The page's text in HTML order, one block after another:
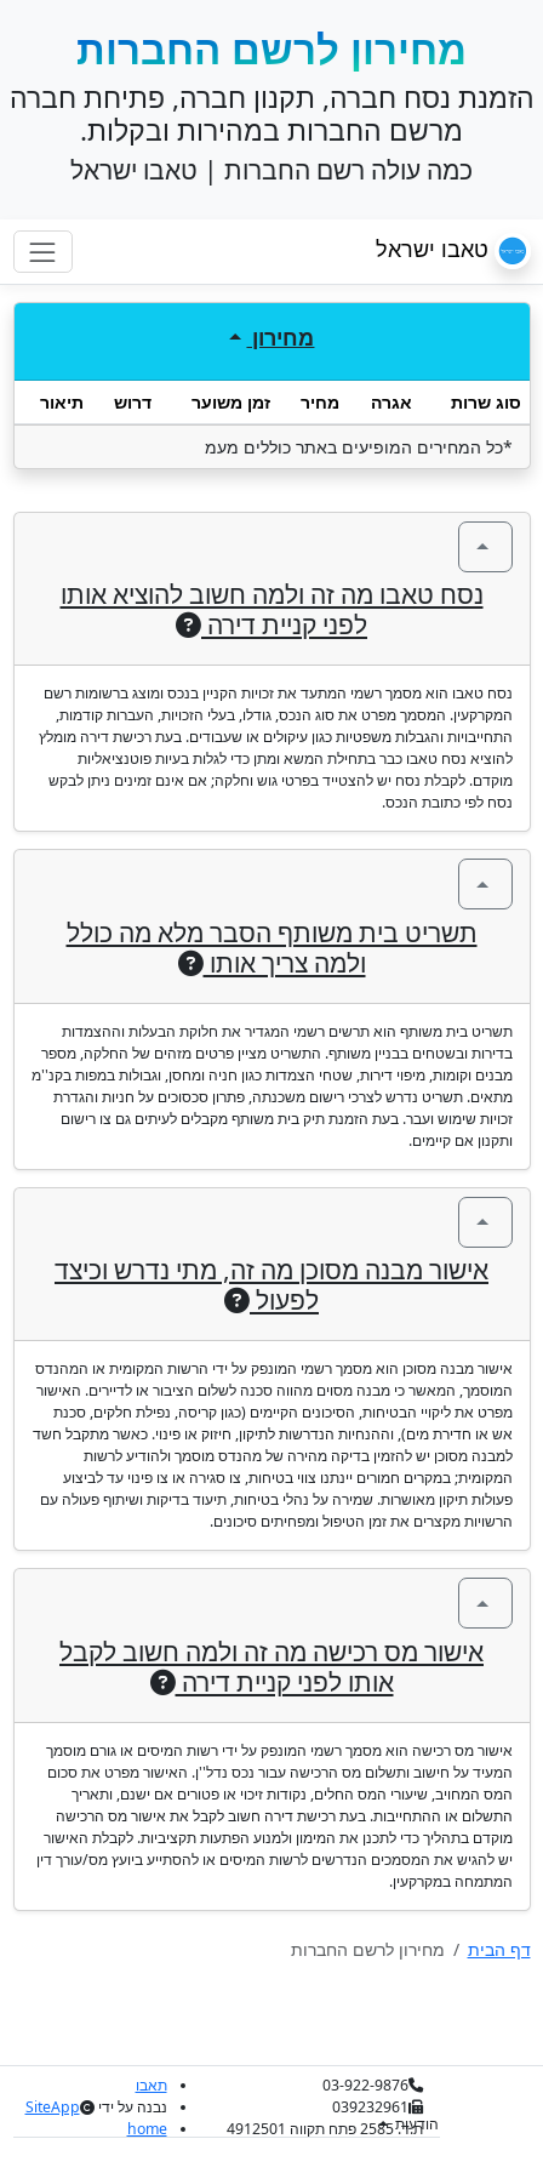
מחירון לרשם החברות
הזמנת נסח חברה, תקנון חברה, פתיחת חברה
מרשם החברות במהירות ובקלות.
כמה עולה רשם החברות | טאבו ישראל
טאבו ישראל
מחירון
סוג שרות אגרה מחיר זמן משוער דרוש
תיאור
*כל המחירים המופיעים באתר כוללים מעמ
נסח טאבו מה זה ולמה חשוב להוציא אותו
לפני קניית דירה
נסח טאבו הוא מסמך רשמי המתעד את זכויות הקניין בנכס ומוצג ברשומות רשם
המקרקעין. המסמך מפרט את סוג הנכס, גודלו, בעלי הזכויות, העברות קודמות,
התחייבויות והגבלות משפטיות כגון עיקולים או שעבודים. בעת רכישת דירה מומלץ
להוציא נסח טאבו כבר בתחילת המשא ומתן כדי לגלות בעיות פוטנציאליות
מוקדם. לקבלת נסח יש להצטייד בפרטי גוש וחלקה; אם אינם זמינים ניתן לבקש
נסח לפי כתובת הנכס.
תשריט בית משותף הסבר מלא מה כולל
ולמה צריך אותו
תשריט בית משותף הוא תרשים רשמי המגדיר את חלוקת הבעלות וההצמדות
בדירות ובשטחים בבניין משותף. התשריט מציין פרטים מזהים של החלקה, מספר
מבנים וקומות, מיפוי דירות, שטחי הצמדות כגון חניה ומחסן, וגבולות במפות בקנ''מ
מתאים. תשריט נדרש לצרכי רישום משכנתה, פתרון סכסוכים על חניות והגדרת
זכויות שימוש ועבר. בעת הזמנת תיק בית משותף מקבלים לעיתים גם צו רישום
ותקנון אם קיימים.
אישור מבנה מסוכן מה זה, מתי נדרש וכיצד
לפעול
אישור מבנה מסוכן הוא מסמך רשמי המונפק על ידי הרשות המקומית או המהנדס
המוסמך, המאשר כי מבנה מסוים מהווה סכנה לשלום הציבור או לדיירים. האישור
מפרט את ליקויי הבטיחות, הסיכונים הקיימים (כגון קריסה, נפילת חלקים, סכנת
אש או חדירת מים), וההנחיות הנדרשות לתיקון, חיזוק או פינוי. כאשר מתקבל חשד
למבנה מסוכן יש להזמין בדיקה מהירה של מהנדס מוסמך ולהודיע לרשות
המקומית; במקרים חמורים יינתנו צווי בטיחות, צו סגירה או צו פינוי עד לביצוע
פעולות תיקון מאושרות. שמירה על נהלי בטיחות, תיעוד בדיקות ושיתוף פעולה עם
הרשויות מקצרים את זמן הטיפול ומפחיתים סיכונים.
אישור מס רכישה מה זה ולמה חשוב לקבל
אותו לפני קניית דירה
אישור מס רכישה הוא מסמך רשמי המונפק על ידי רשות המיסים או גורם מוסמך
המעיד על חישוב ותשלום מס הרכישה עבור נכס נדל''ן. האישור מפרט את סכום
המס המחויב, שיעורי המס החלים, נקודות זיכוי או פטורים אם ישנם, ותאריך
התשלום או ההתחייבות. בעת רכישת דירה חשוב לקבל את אישור מס הרכישה
מוקדם בתהליך כדי לתכנן את המימון ולמנוע הפתעות תקציביות. לקבלת האישור
יש להגיש את המסמכים הנדרשים לרשות המיסים או להסתייע ביועץ מס/עורך דין
המתמחה במקרקעין.
דף הבית מחירון לרשם החברות
03-922-9876
039232961
ת.ד. 2585 פתח תקווה 4912501
תאבו
נבנה על ידי
SiteApp
home
הודעות